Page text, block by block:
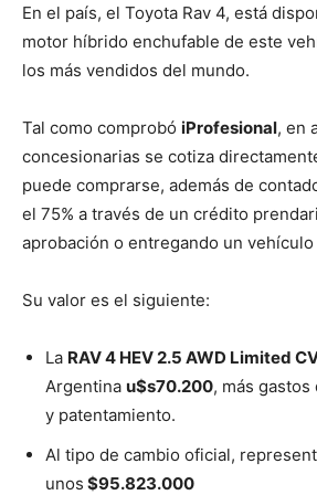
En el país, el Toyota Rav 4, está
motor híbrido enchufable de este
los más vendidos del mundo.
Tal como comprobó iProfesional, en
concesionarias se cotiza
puede comprarse, además de
el 75% a través de un crédito
aprobación o entregando un
Su valor es el siguiente:
La RAV 4 HEV 2.5 AWD Limited
Argentina u$s70.200, más
y patentamiento.
Al tipo de cambio oficial,
unos $95.823.000